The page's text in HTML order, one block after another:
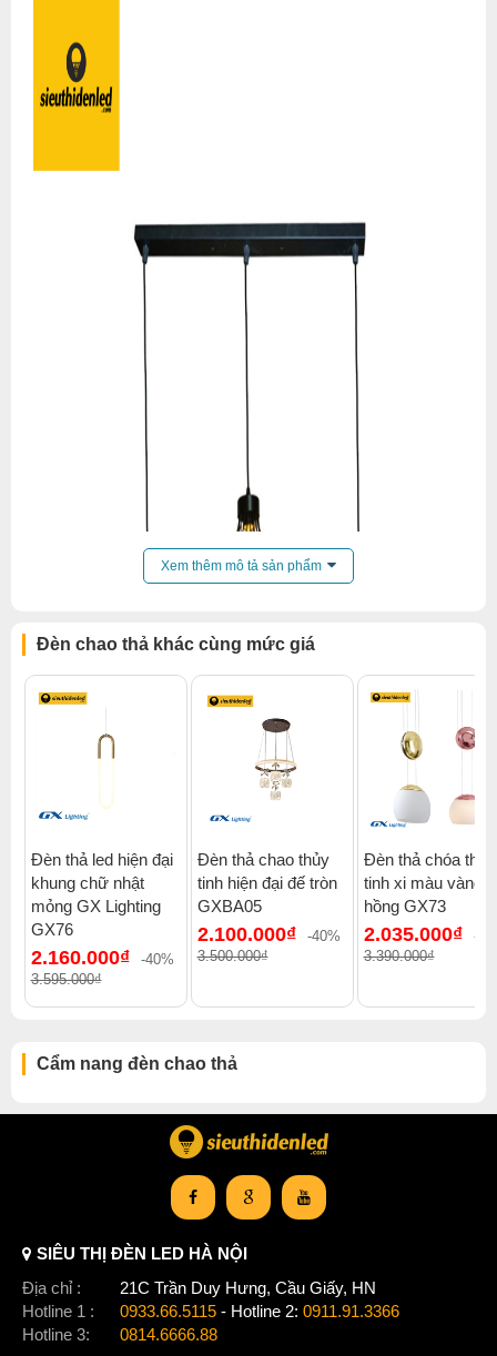
Xem thêm:Đèn chao thả hiện đại,Đèn chao thả đèn thả ba,
Đèn chao thả 1000-2000k,Đèn chao thả chung cư cao cấp
Đèn chao thả penthouse,Đèn chao thả quán cafe,
Đèn chao thả đèn chao thả gx lighting
Xem thêm mô tả sản phẩm
Đèn chao thả khác cùng mức giá
Đèn thả led hiện đại
khung chữ nhật
mỏng GX Lighting
GX76
2.160.000₫
-40%
3.595.000₫
Đèn thả chao thủy
tinh hiện đại đế tròn
GXBA05
2.100.000₫
-40%
3.500.000₫
Đèn thả chóa thủy
tinh xi màu vàng,
hồng GX73
2.035.000₫
-
3.390.000₫
Cẩm nang đèn chao thả
SIÊU THỊ ĐÈN LED HÀ NỘI
Địa chỉ :
21C Trần Duy Hưng, Cầu Giấy, HN
Hotline 1 :
0933.66.5115 - Hotline 2: 0911.91.3366
Hotline 3:
0814.6666.88